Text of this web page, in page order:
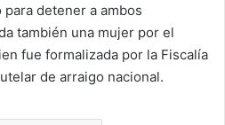
detener a ambos
también una mujer por el
fue formalizada por la Fiscalía
de arraigo nacional.